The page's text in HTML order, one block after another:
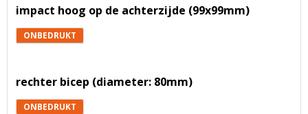
impact hoog op de achterzijde (99x99mm)
ONBEDRUKT
rechter bicep (diameter: 80mm)
ONBEDRUKT